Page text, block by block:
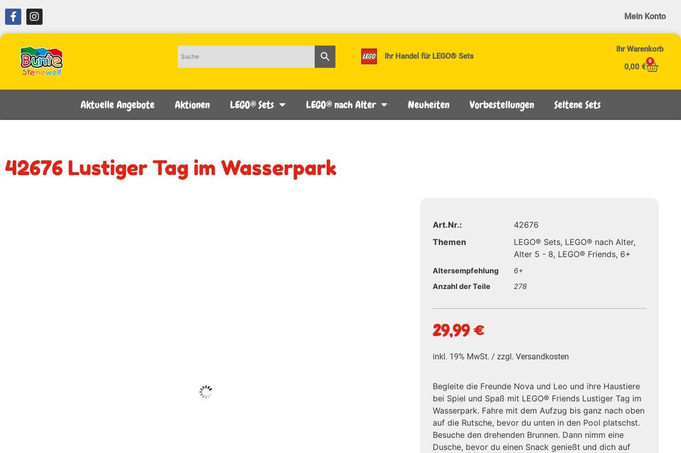
Mein Konto
Ihr Handel für LEGO® Sets
Ihr Warenkorb
0,00 €
0
Aktuelle Angebote Aktionen LEGO® Sets LEGO® nach Alter Neuheiten Vorbestellungen Seltene Sets
42676 Lustiger Tag im Wasserpark
Art.Nr.:
42676
Themen
LEGO® Sets, LEGO® nach Alter,
Alter 5 - 8, LEGO® Friends, 6+
Altersempfehlung
6+
Anzahl der Teile
278
29,99€
inkl. 19% MwSt. / zzgl.Versandkosten
Begleite die Freunde Nova und Leo und ihre Haustiere
bei Spiel und Spaß mit LEGO® Friends Lustiger Tag im
Wasserpark. Fahre mit dem Aufzug bis ganz nach oben
auf die Rutsche, bevor du unten in den Pool platschst.
Besuche den drehenden Brunnen. Dann nimm eine
Dusche, bevor du einen Snack genießt und dich auf